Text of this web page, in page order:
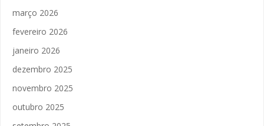
março 2026
fevereiro 2026
janeiro 2026
dezembro 2025
novembro 2025
outubro 2025